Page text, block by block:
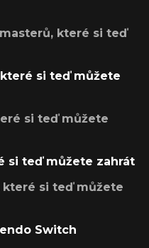
které si teď
si teď můžete
si teď můžete
si teď můžete zahrát
které si teď můžete
Switch